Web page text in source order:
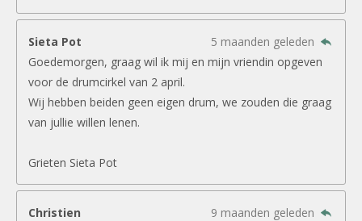
Sieta Pot
5 maanden geleden
Goedemorgen, graag wil ik mij en mijn vriendin opgeven
voor de drumcirkel van 2 april.
Wij hebben beiden geen eigen drum, we zouden die graag
van jullie willen lenen.
Grieten Sieta Pot
Christien
9 maanden geleden